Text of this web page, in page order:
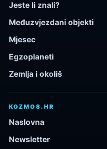
Jeste li znali?
Međuzvjezdani objekti
Mjesec
Egzoplaneti
Zemlja i okoliš
KOZMOS.HR
Naslovna
Newsletter